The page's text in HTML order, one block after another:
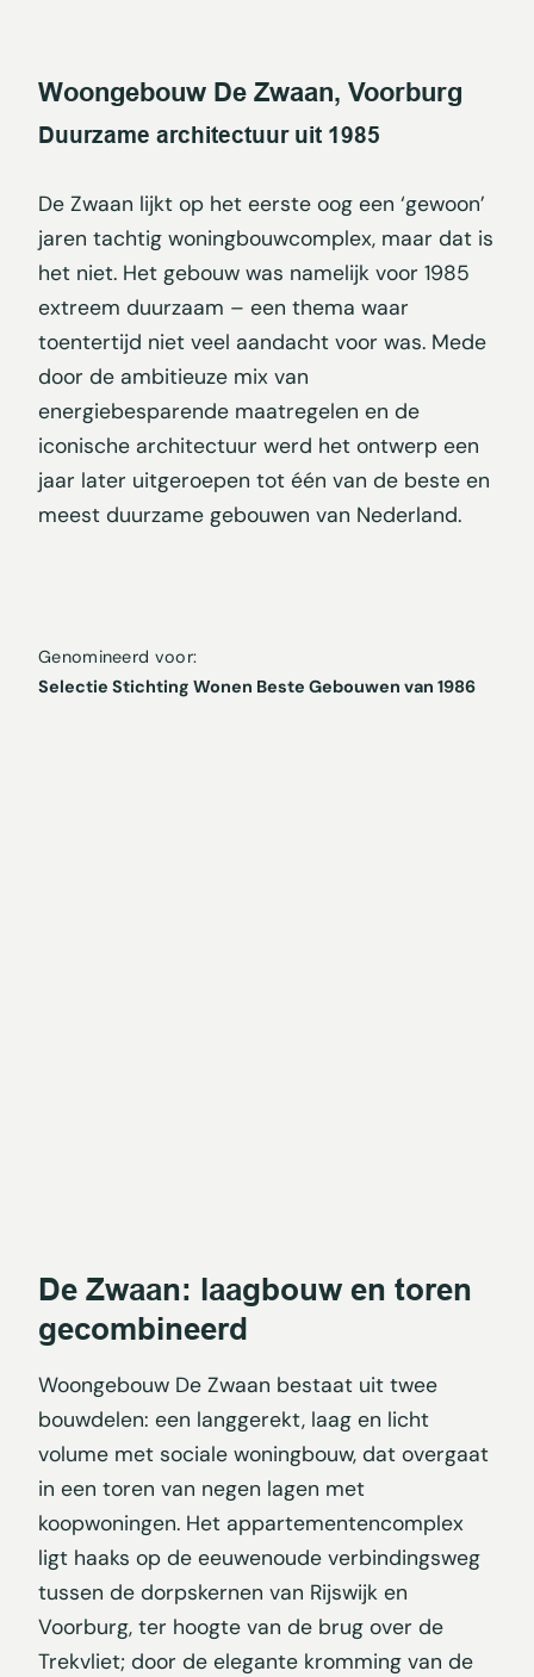
Woongebouw De Zwaan, Voorburg
Duurzame architectuur uit 1985
De Zwaan lijkt op het eerste oog een ‘gewoon’
jaren tachtig woningbouwcomplex, maar dat is
het niet. Het gebouw was namelijk voor 1985
extreem duurzaam – een thema waar
toentertijd niet veel aandacht voor was. Mede
door de ambitieuze mix van
energiebesparende maatregelen en de
iconische architectuur werd het ontwerp een
jaar later uitgeroepen tot één van de beste en
meest duurzame gebouwen van Nederland.
Genomineerd voor:
Selectie Stichting Wonen Beste Gebouwen van 1986
De Zwaan: laagbouw en toren
gecombineerd
Woongebouw De Zwaan bestaat uit twee
bouwdelen: een langgerekt, laag en licht
volume met sociale woningbouw, dat overgaat
in een toren van negen lagen met
koopwoningen. Het appartementencomplex
ligt haaks op de eeuwenoude verbindingsweg
tussen de dorpskernen van Rijswijk en
Voorburg, ter hoogte van de brug over de
Trekvliet; door de elegante kromming van de